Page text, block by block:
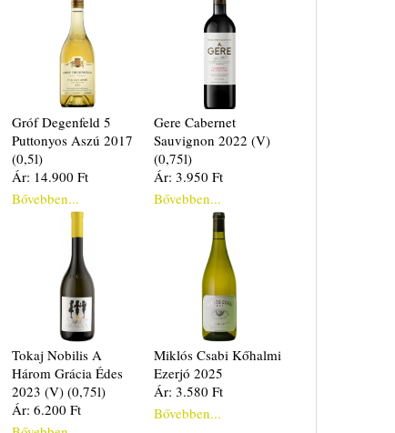
Gróf Degenfeld 5
Puttonyos Aszú 2017
(0,5l)
Ár: 14.900 Ft
Bővebben...
Gere Cabernet
Sauvignon 2022 (V)
(0,75l)
Ár: 3.950 Ft
Bővebben...
Tokaj Nobilis A
Három Grácia Édes
2023 (V) (0,75l)
Ár: 6.200 Ft
Miklós Csabi Kőhalmi
Ezerjó 2025
Ár: 3.580 Ft
Bővebben...